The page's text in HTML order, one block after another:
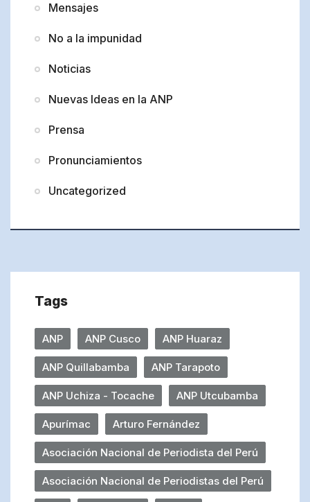
Mensajes
No a la impunidad
Noticias
Nuevas Ideas en la ANP
Prensa
Pronunciamientos
Uncategorized
Tags
ANP ANP Cusco ANP Huaraz
ANP Quillabamba ANP Tarapoto
ANP Uchiza - Tocache ANP Utcubamba
Apurímac Arturo Fernández
Asociación Nacional de Periodista del Perú
Asociación Nacional de Periodistas del Perú